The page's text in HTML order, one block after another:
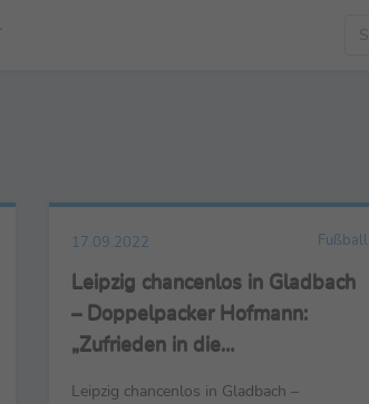
17.09.2022 Fußball
Leipzig chancenlos in Gladbach
– Doppelpacker Hofmann:
„Zufrieden in die
Leipzig chancenlos in Gladbach –